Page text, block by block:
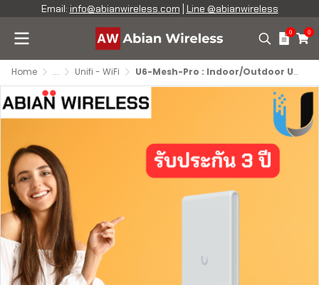
Email: info@abianwireless.com Line @abianwireless
0 0
Home ... Unifi - WiFi U6-Mesh-Pro : Indoor/Outdoor UniFi WiFi 6 AP with Super Antenna 4 Spatial Streams, PoE Powered, GbE Passthrough, 250+ Devices